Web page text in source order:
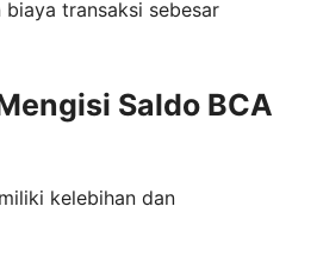
transaksi sebesar
Saldo BCA
kelebihan dan